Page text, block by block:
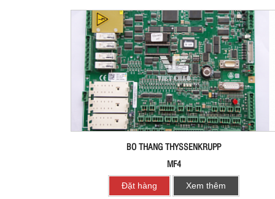
BO THANG THYSSENKRUPP
MF4
Đặt hàng Xem thêm